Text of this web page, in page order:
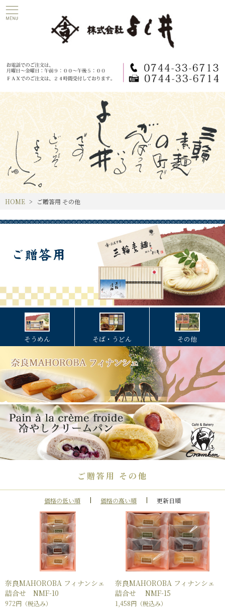
HOME ご贈答用 その他
そうめん そば・うどん その他
ご贈答用 その他
価格の低い順 価格の高い順 更新日順
奈良MAHOROBA フィナンシェ
詰合せ NMF-10
972円 （税込み）
奈良MAHOROBA フィナンシェ
詰合せ NMF-15
1,458円 （税込み）